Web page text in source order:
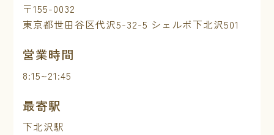
〒155-0032
東京都世田谷区代沢5-32-5 シェルボ下北沢501
営業時間
8:15~21:45
最寄駅
下北沢駅